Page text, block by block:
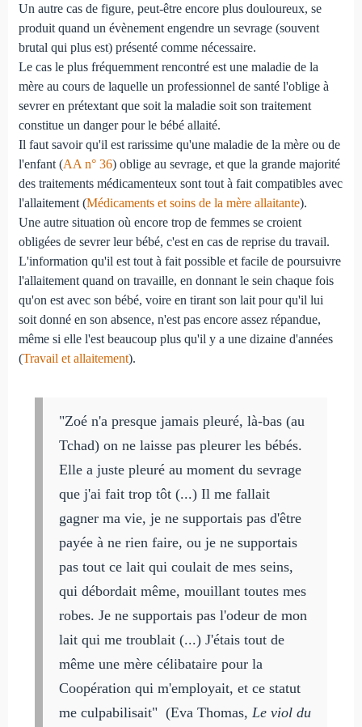
Un autre cas de figure, peut-être encore plus douloureux, se
produit quand un évènement engendre un sevrage (souvent
brutal qui plus est) présenté comme nécessaire.
Le cas le plus fréquemment rencontré est une maladie de la
mère au cours de laquelle un professionnel de santé l'oblige à
sevrer en prétextant que soit la maladie soit son traitement
constitue un danger pour le bébé allaité.
Il faut savoir qu'il est rarissime qu'une maladie de la mère ou de
l'enfant (AA n° 36) oblige au sevrage, et que la grande majorité
des traitements médicamenteux sont tout à fait compatibles avec
l'allaitement (Médicaments et soins de la mère allaitante).
Une autre situation où encore trop de femmes se croient
obligées de sevrer leur bébé, c'est en cas de reprise du travail.
L'information qu'il est tout à fait possible et facile de poursuivre
l'allaitement quand on travaille, en donnant le sein chaque fois
qu'on est avec son bébé, voire en tirant son lait pour qu'il lui
soit donné en son absence, n'est pas encore assez répandue,
même si elle l'est beaucoup plus qu'il y a une dizaine d'années
(Travail et allaitement).
"Zoé n'a presque jamais pleuré, là-bas (au
Tchad) on ne laisse pas pleurer les bébés.
Elle a juste pleuré au moment du sevrage
que j'ai fait trop tôt (...) Il me fallait
gagner ma vie, je ne supportais pas d'être
payée à ne rien faire, ou je ne supportais
pas tout ce lait qui coulait de mes seins,
qui débordait même, mouillant toutes mes
robes. Je ne supportais pas l'odeur de mon
lait qui me troublait (...) J'étais tout de
même une mère célibataire pour la
Coopération qui m'employait, et ce statut
me culpabilisait" (Eva Thomas, Le viol du